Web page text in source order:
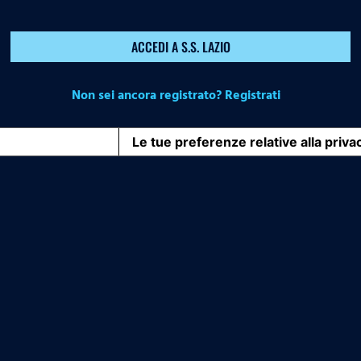
ACCEDI A S.S. LAZIO
Non sei ancora registrato? Registrati
Le tue preferenze relative alla